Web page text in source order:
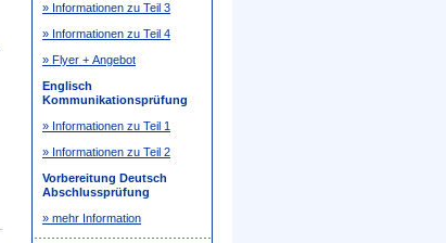
» Informationen zu Teil 3
» Informationen zu Teil 4
» Flyer + Angebot
Englisch
Kommunikationsprüfung
» Informationen zu Teil 1
» Informationen zu Teil 2
Vorbereitung Deutsch
Abschlussprüfung
» mehr Information